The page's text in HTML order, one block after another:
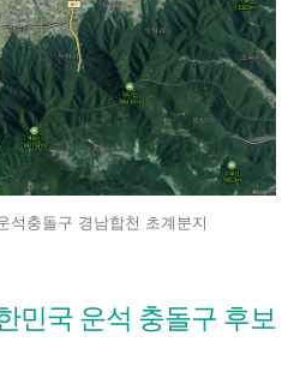
석충돌구 경남합천 초계분지
민국 운석 충돌구 후보